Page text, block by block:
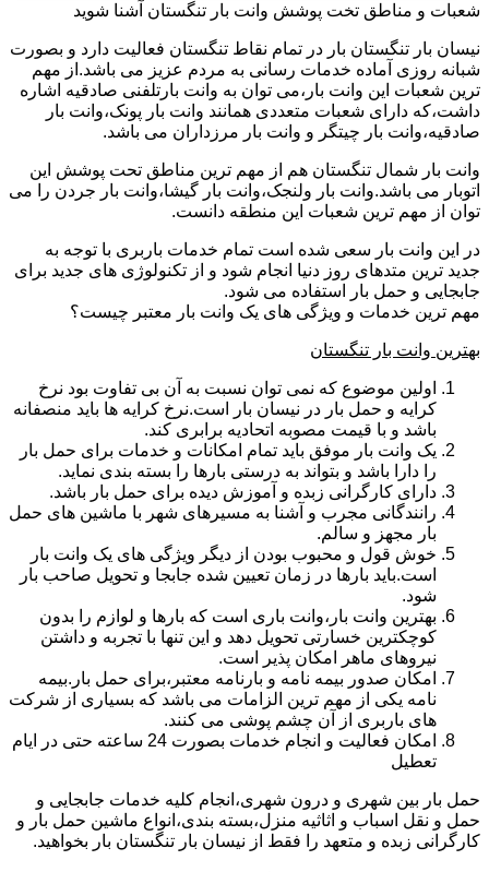
شعبات و مناطق تخت پوشش وانت بار تنگستان آشنا شوید
نیسان بار تنگستان بار در تمام نقاط تنگستان فعالیت دارد و بصورت
شبانه روزی آماده خدمات رسانی به مردم عزیز می باشد.از مهم
ترین شعبات این وانت بار،می توان به وانت بارتلفنی صادقیه اشاره
داشت،که دارای شعبات متعددی همانند وانت بار پونک،وانت بار
صادقیه،وانت بار چیتگر و وانت بار مرزداران می باشد.
وانت بار شمال تنگستان هم از مهم ترین مناطق تحت پوشش این
اتوبار می باشد.وانت بار ولنجک،وانت بار گیشا،وانت بار جردن را می
توان از مهم ترین شعبات این منطقه دانست.
در این وانت بار سعی شده است تمام خدمات باربری با توجه به
جدید ترین متدهای روز دنیا انجام شود و از تکنولوژی های جدید برای
جابجایی و حمل بار استفاده می شود.
مهم ترین خدمات و ویژگی های یک وانت بار معتبر چیست؟
بهترین وانت بار تنگستان
اولین موضوع که نمی توان نسبت به آن بی تفاوت بود نرخ
کرایه و حمل بار در نیسان بار است.نرخ کرایه ها باید منصفانه
باشد و با قیمت مصوبه اتحادیه برابری کند.
یک وانت بار موفق باید تمام امکانات و خدمات برای حمل بار
را دارا باشد و بتواند به درستی بارها را بسته بندی نماید.
دارای کارگرانی زبده و آموزش دیده برای حمل بار باشد.
رانندگانی مجرب و آشنا به مسیرهای شهر با ماشین های حمل
بار مجهز و سالم.
خوش قول و محبوب بودن از دیگر ویژگی های یک وانت بار
است.باید بارها در زمان تعیین شده جابجا و تحویل صاحب بار
شود.
بهترین وانت بار،وانت باری است که بارها و لوازم را بدون
کوچکترین خسارتی تحویل دهد و این تنها با تجربه و داشتن
نیروهای ماهر امکان پذیر است.
امکان صدور بیمه نامه و بارنامه معتبر،برای حمل بار.بیمه
نامه یکی از مهم ترین الزامات می باشد که بسیاری از شرکت
های باربری از آن چشم پوشی می کنند.
امکان فعالیت و انجام خدمات بصورت 24 ساعته حتی در ایام
تعطیل
حمل بار بین شهری و درون شهری،انجام کلیه خدمات جابجایی و
حمل و نقل اسباب و اثاثیه منزل،بسته بندی،انواع ماشین حمل بار و
کارگرانی زبده و متعهد را فقط از نیسان بار تنگستان بار بخواهید.